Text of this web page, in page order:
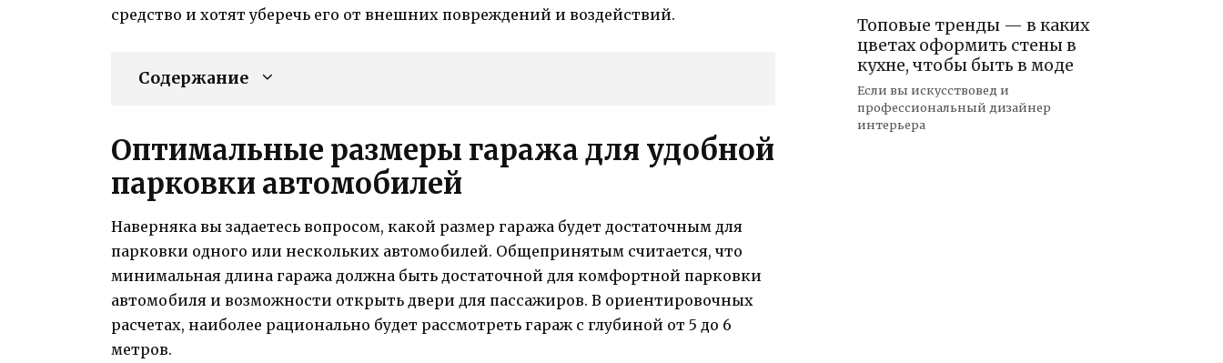
средство и хотят уберечь его от внешних повреждений и воздействий.
Содержание
Оптимальные размеры гаража для удобной
парковки автомобилей
Наверняка вы задаетесь вопросом, какой размер гаража будет достаточным для
парковки одного или нескольких автомобилей. Общепринятым считается, что
минимальная длина гаража должна быть достаточной для комфортной парковки
автомобиля и возможности открыть двери для пассажиров. В ориентировочных
расчетах, наиболее рационально будет рассмотреть гараж с глубиной от 5 до 6
метров.
Топовые тренды — в каких
цветах оформить стены в
кухне, чтобы быть в моде
Если вы искусствовед и
профессиональный дизайнер
интерьера